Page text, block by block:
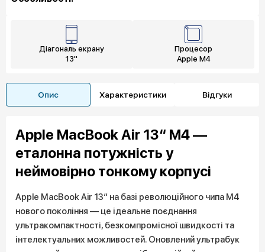
Діагональ екрану
13"
Процесор
Apple M4
Опис Характеристики Відгуки
Apple MacBook Air 13“ M4 —
еталонна потужність у
неймовірно тонкому корпусі
Apple MacBook Air 13“ на базі революційного чипа M4
нового покоління — це ідеальне поєднання
ультракомпактності, безкомпромісної швидкості та
інтелектуальних можливостей. Оновлений ультрабук